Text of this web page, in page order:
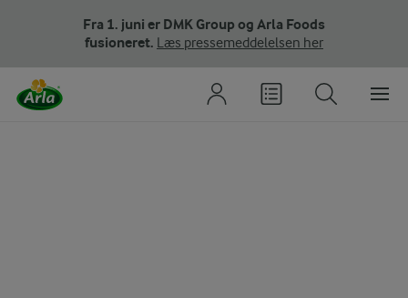
Fra 1. juni er DMK Group og Arla Foods
fusioneret. Læs pressemeddelelsen her